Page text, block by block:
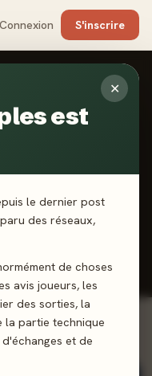
Connexion S'inscrire
✕
est
le dernier post
des réseaux,
de choses
avis joueurs, les
des sorties, la
la partie technique
et de
aimez. Ludographie,
MEILLEURS SCORES